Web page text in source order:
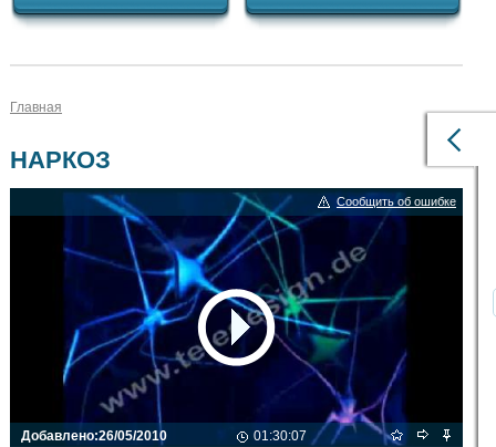
Главная
НАРКОЗ
Сообщить об ошибке
Добавлено:26/05/2010
01:30:07